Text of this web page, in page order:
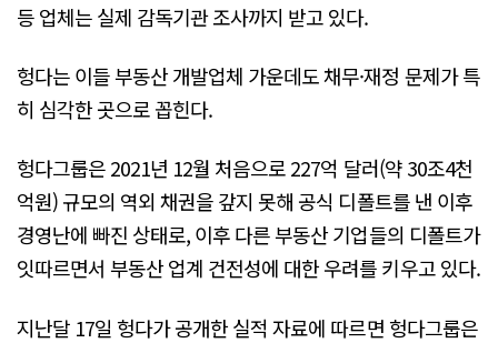
등 업체는 실제 감독기관 조사까지 받고 있다.
헝다는 이들 부동산 개발업체 가운데도 채무·재정 문제가 특
히 심각한 곳으로 꼽힌다.
헝다그룹은 2021년 12월 처음으로 227억 달러(약 30조4천
억원) 규모의 역외 채권을 갚지 못해 공식 디폴트를 낸 이후
경영난에 빠진 상태로, 이후 다른 부동산 기업들의 디폴트가
잇따르면서 부동산 업계 건전성에 대한 우려를 키우고 있다.
지난달 17일 헝다가 공개한 실적 자료에 따르면 헝다그룹은